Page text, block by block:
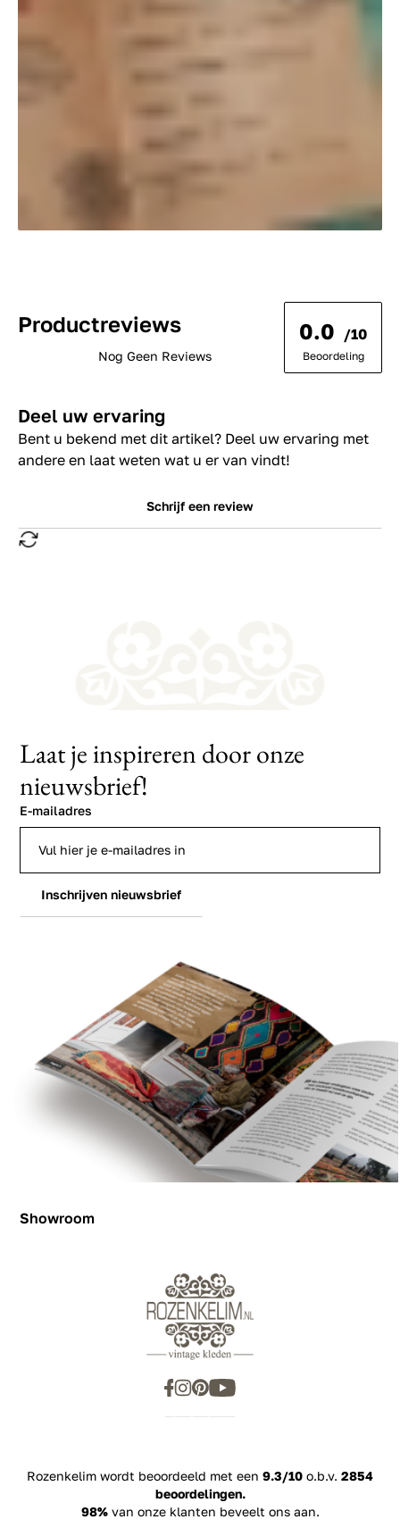
Productreviews
Nog Geen Reviews
0.0 /10
Beoordeling
Deel uw ervaring
Bent u bekend met dit artikel? Deel uw ervaring met
andere en laat weten wat u er van vindt!
Schrijf een review
Showroom
Laat je inspireren door onze
nieuwsbrief!
E-mailadres
Inschrijven nieuwsbrief
Rozenkelim wordt beoordeeld met een 9.3/10 o.b.v. 2854
beoordelingen.
98%van onze klanten beveelt ons aan.